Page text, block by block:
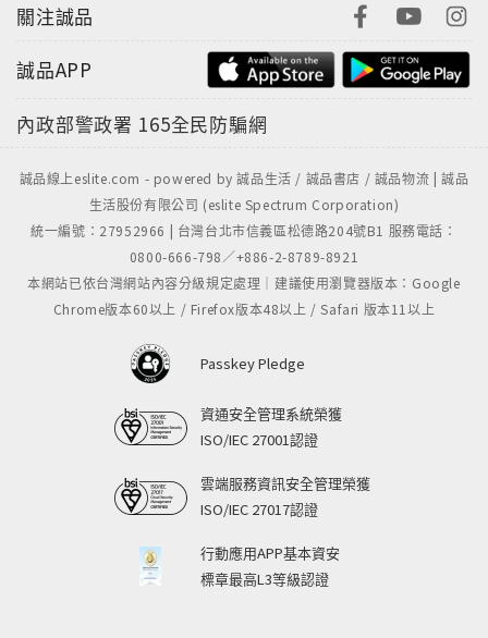
關注誠品
誠品APP
內政部警政署 165全民防騙網
誠品線上eslite.com - powered by 誠品生活 / 誠品書店 / 誠品物流 | 誠品
生活股份有限公司 (eslite Spectrum Corporation)
統一編號：27952966 | 台灣台北市信義區松德路204號B1 服務電話：
0800-666-798／+886-2-8789-8921
本網站已依台灣網站內容分級規定處理｜建議使用瀏覽器版本：Google
Chrome版本60以上 / Firefox版本48以上 / Safari 版本11以上
Passkey Pledge
資通安全管理系統榮獲
ISO/IEC 27001認證
雲端服務資訊安全管理榮獲
ISO/IEC 27017認證
行動應用APP基本資安
標章最高L3等級認證